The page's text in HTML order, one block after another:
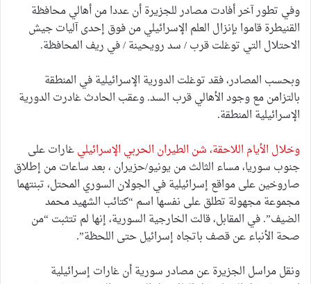
وفي تطور آخر أفادت مصادر للجزيرة أن عددا من أهالي محافظة
القنيطرة قاموا بإنزال العلم الإسرائيلي من فوق إحدى آليات جيش
الاحتلال التي توغلت قرب / سد رويحينة / في ريف المحافظة.
وبحسب المصادر، فقد توغلت الدورية الإسرائيلية في المنطقة
بالتزامن مع وجود الأهالي قرب السد. وعقب الحادث غادرت الدورية
الإسرائيلية المنطقة.
وخلال الأيام اللاحقة، شن الطيران الحربي الإسرائيليغارات على
جنوب سوريا، مساء الثالث من يونيو/حزيران ، بعد ساعات من إطلاق
صاروخين على مواقع إسرائيلية في الجولان السوري المحتل، تبنتهما
مجموعة مجهولة تطلق على نفسها اسم “كتائب الشهيد محمد
الضيف”. في المقابل، قالت الخارجية السورية، إنها لم تتثبت “من
صحة الأنباء عن قصف باتجاه إسرائيل حتى اللحظة”.
ونقل مراسل الجزيرة عن مصادر سورية أن غارات إسرائيلية